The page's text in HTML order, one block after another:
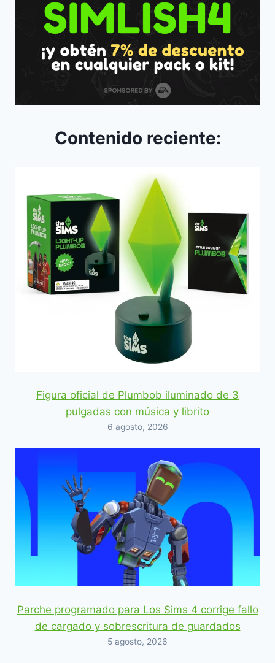
Contenido reciente:
Figura oficial de Plumbob iluminado de 3
pulgadas con música y librito
6 agosto, 2026
Parche programado para Los Sims 4 corrige fallo
de cargado y sobrescritura de guardados
5 agosto, 2026